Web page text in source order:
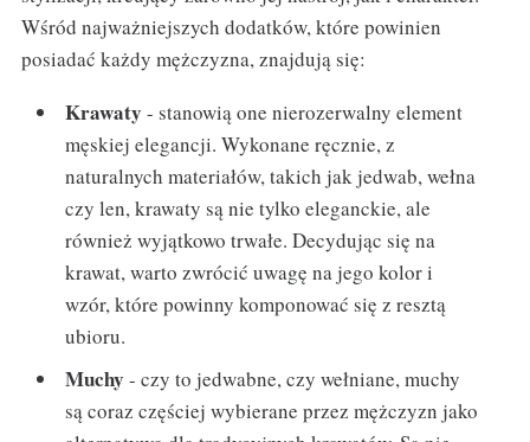
Wśród najważniejszych dodatków, które powinien
posiadać każdy mężczyzna, znajdują się:
Krawaty - stanowią one nierozerwalny element
męskiej elegancji. Wykonane ręcznie, z
naturalnych materiałów, takich jak jedwab, wełna
czy len, krawaty są nie tylko eleganckie, ale
również wyjątkowo trwałe. Decydując się na
krawat, warto zwrócić uwagę na jego kolor i
wzór, które powinny komponować się z resztą
ubioru.
Muchy - czy to jedwabne, czy wełniane, muchy
są coraz częściej wybierane przez mężczyzn jako